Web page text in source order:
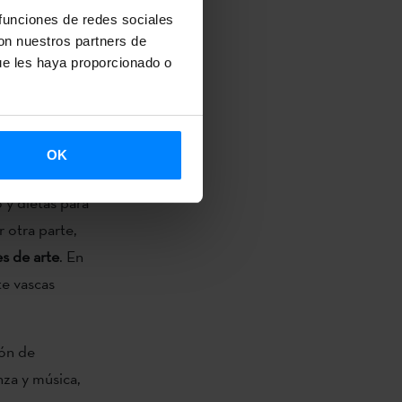
de redes sociales
nuestros partners de
les haya proporcionado o
OK
puedan ser
la
dietas para
otra parte,
de arte. En
vascas
de
y música,